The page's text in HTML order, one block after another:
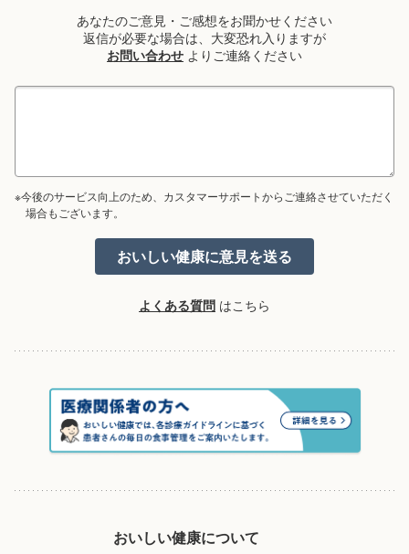
あなたのご意見・ご感想をお聞かせください
返信が必要な場合は、大変恐れ入りますが
お問い合わせ よりご連絡ください
※今後のサービス向上のため、カスタマーサポートからご連絡させていただく
場合もございます。
よくある質問 はこちら
おいしい健康について